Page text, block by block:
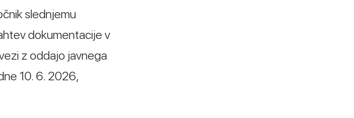
slednjemu
dokumentacije v
z oddajo javnega
10. 6. 2026,